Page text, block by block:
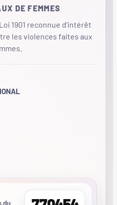
DE FEMMES
1901 reconnue d'intérêt
les violences faites aux
du